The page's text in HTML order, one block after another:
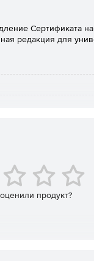
и
Поддерживаются
репликация
Сертификата
редакция для
продукт?